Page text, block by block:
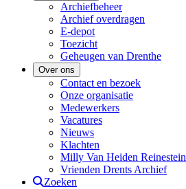
Archiefbeheer
Archief overdragen
E-depot
Toezicht
Geheugen van Drenthe
Over ons
Contact en bezoek
Onze organisatie
Medewerkers
Vacatures
Nieuws
Klachten
Milly Van Heiden Reinestein
Vrienden Drents Archief
Zoeken